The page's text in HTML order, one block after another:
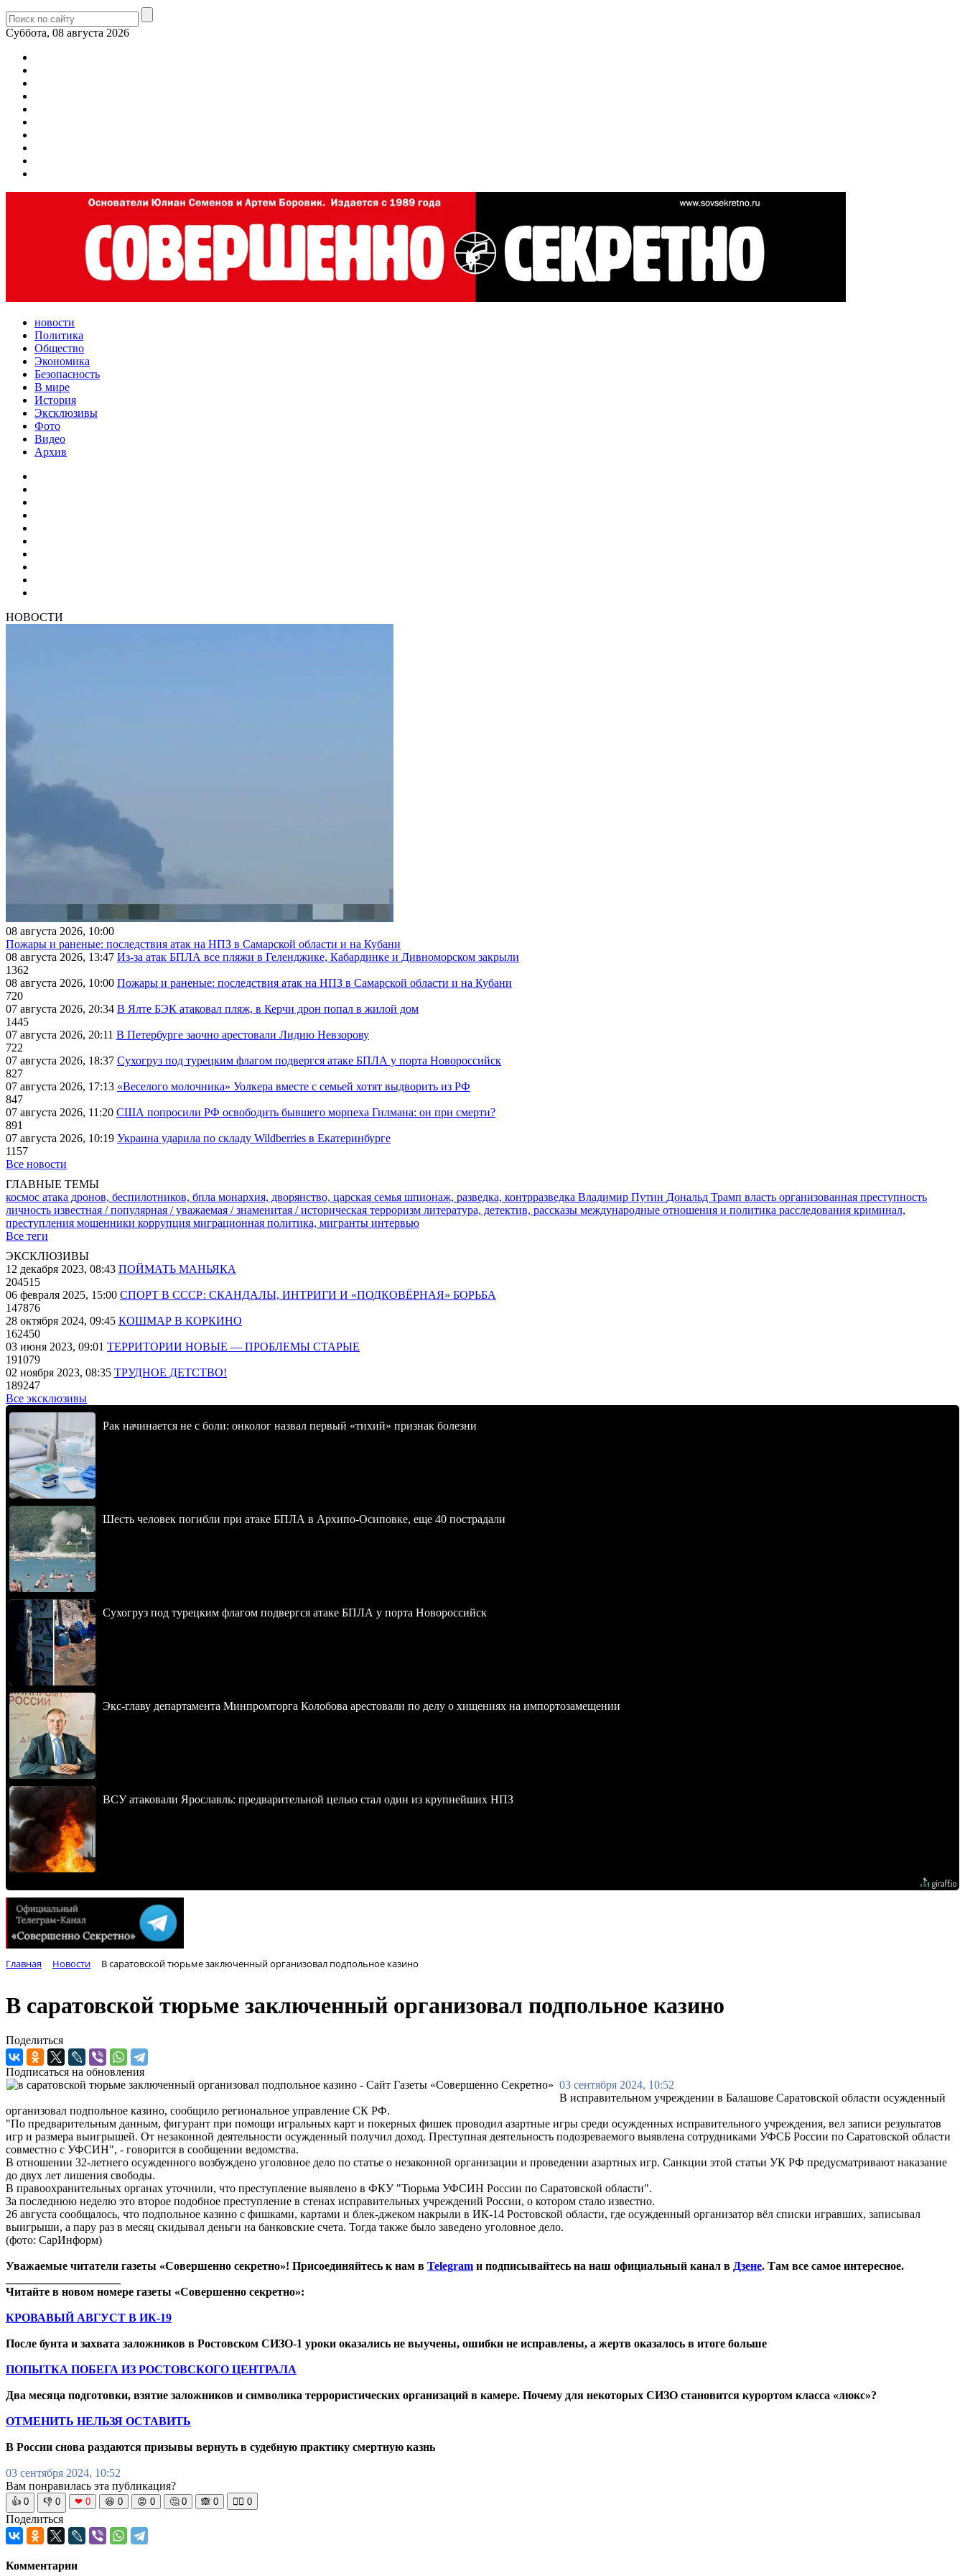
Суббота, 08 августа 2026
новости
Политика
Общество
Экономика
Безопасность
В мире
История
Эксклюзивы
Фото
Видео
Архив
НОВОСТИ
08 августа 2026, 10:00
Пожары и раненые: последствия атак на НПЗ в Самарской области и на Кубани
08 августа 2026, 13:47 Из-за атак БПЛА все пляжи в Геленджике, Кабардинке и Дивноморском закрыли
1362
08 августа 2026, 10:00 Пожары и раненые: последствия атак на НПЗ в Самарской области и на Кубани
720
07 августа 2026, 20:34 В Ялте БЭК атаковал пляж, в Керчи дрон попал в жилой дом
1445
07 августа 2026, 20:11 В Петербурге заочно арестовали Лидию Невзорову
722
07 августа 2026, 18:37 Сухогруз под турецким флагом подвергся атаке БПЛА у порта Новороссийск
827
07 августа 2026, 17:13 «Веселого молочника» Уолкера вместе с семьей хотят выдворить из РФ
847
07 августа 2026, 11:20 США попросили РФ освободить бывшего морпеха Гилмана: он при смерти?
891
07 августа 2026, 10:19 Украина ударила по складу Wildberries в Екатеринбурге
1157
Все новости
ГЛАВНЫЕ ТЕМЫ
космос атака дронов, беспилотников, бпла монархия, дворянство, царская семья шпионаж, разведка, контрразведка Владимир Путин Дональд Трамп власть организованная преступность
личность известная / популярная / уважаемая / знаменитая / историческая терроризм литература, детектив, рассказы международные отношения и политика расследования криминал,
преступления мошенники коррупция миграционная политика, мигранты интервью
Все теги
ЭКСКЛЮЗИВЫ
12 декабря 2023, 08:43 ПОЙМАТЬ МАНЬЯКА
204515
06 февраля 2025, 15:00 СПОРТ В СССР: СКАНДАЛЫ, ИНТРИГИ И «ПОДКОВЁРНАЯ» БОРЬБА
147876
28 октября 2024, 09:45 КОШМАР В КОРКИНО
162450
03 июня 2023, 09:01 ТЕРРИТОРИИ НОВЫЕ — ПРОБЛЕМЫ СТАРЫЕ
191079
02 ноября 2023, 08:35 ТРУДНОЕ ДЕТСТВО!
189247
Все эксклюзивы
Рак начинается не с боли: онколог назвал первый «тихий» признак болезни
Шесть человек погибли при атаке БПЛА в Архипо-Осиповке, еще 40 пострадали
Сухогруз под турецким флагом подвергся атаке БПЛА у порта Новороссийск
Экс-главу департамента Минпромторга Колобова арестовали по делу о хищениях на импортозамещении
ВСУ атаковали Ярославль: предварительной целью стал один из крупнейших НПЗ
Главная Новости В саратовской тюрьме заключенный организовал подпольное казино
В саратовской тюрьме заключенный организовал подпольное казино
Поделиться
Подписаться на обновления
03 сентября 2024, 10:52
В исправительном учреждении в Балашове Саратовской области осужденный
организовал подпольное казино, сообщило региональное управление СК РФ.
"По предварительным данным, фигурант при помощи игральных карт и покерных фишек проводил азартные игры среди осужденных исправительного учреждения, вел записи результатов
игр и размера выигрышей. От незаконной деятельности осужденный получил доход. Преступная деятельность подозреваемого выявлена сотрудниками УФСБ России по Саратовской области
совместно с УФСИН", - говорится в сообщении ведомства.
В отношении 32-летнего осужденного возбуждено уголовное дело по статье о незаконной организации и проведении азартных игр. Санкции этой статьи УК РФ предусматривают наказание
до двух лет лишения свободы.
В правоохранительных органах уточнили, что преступление выявлено в ФКУ "Тюрьма УФСИН России по Саратовской области".
За последнюю неделю это второе подобное преступление в стенах исправительных учреждений России, о котором стало известно.
26 августа сообщалось, что подпольное казино с фишками, картами и блек-джеком накрыли в ИК-14 Ростовской области, где осужденный организатор вёл списки игравших, записывал
выигрыши, а пару раз в месяц скидывал деньги на банковские счета. Тогда также было заведено уголовное дело.
(фото: СарИнформ)
Уважаемые читатели газеты «Совершенно секретно»! Присоединяйтесь к нам в Telegram и подписывайтесь на наш официальный канал в Дзене. Там все самое интересное.
Читайте в новом номере газеты «Совершенно секретно»:
КРОВАВЫЙ АВГУСТ В ИК-19
После бунта и захвата заложников в Ростовском СИЗО-1 уроки оказались не выучены, ошибки не исправлены, а жертв оказалось в итоге больше
ПОПЫТКА ПОБЕГА ИЗ РОСТОВСКОГО ЦЕНТРАЛА
Два месяца подготовки, взятие заложников и символика террористических организаций в камере. Почему для некоторых СИЗО становится курортом класса «люкс»?
ОТМЕНИТЬ НЕЛЬЗЯ ОСТАВИТЬ
В России снова раздаются призывы вернуть в судебную практику смертную казнь
03 сентября 2024, 10:52
Вам понравилась эта публикация?
👍 0 👎 0 ❤ 0 😆 0 😡 0 🤔 0 🙈 0 🧘‍♀️ 0
Поделиться
Комментарии